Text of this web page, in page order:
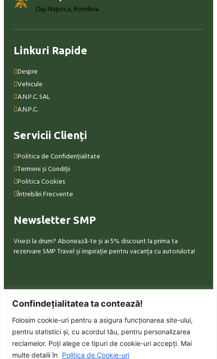
Confindețialitatea ta contează!
Folosim cookie-uri pentru a asigura funcționarea site-ului,
pentru statistici și, cu acordul tău, pentru personalizarea
reclamelor. Poți alege ce tipuri de cookie-uri accepți. Mai
multe detalii în Politica de Cookie-uri
Cu SMP Travel pornești la drum în autorulote din Cluj, spre
România și Europa. Tu alegi traseul, noi oferim confortul și
libertatea.
Cluj-Napoca, România
Linkuri Rapide
Despre
Vehicule
A.N.P.C. SAL
A.N.P.C.
Servicii Clienți
Politica de Confidențialitate
Termeni și Condiții
Politica Cookies
Întrebări Frecvente
Newsletter SMP
Visezi la drum? Abonează-te și ai 5% discount la prima ta
rezervare SMP Travel și inspirație pentru vacanța cu autorulota!